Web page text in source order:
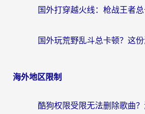
海外地区限制